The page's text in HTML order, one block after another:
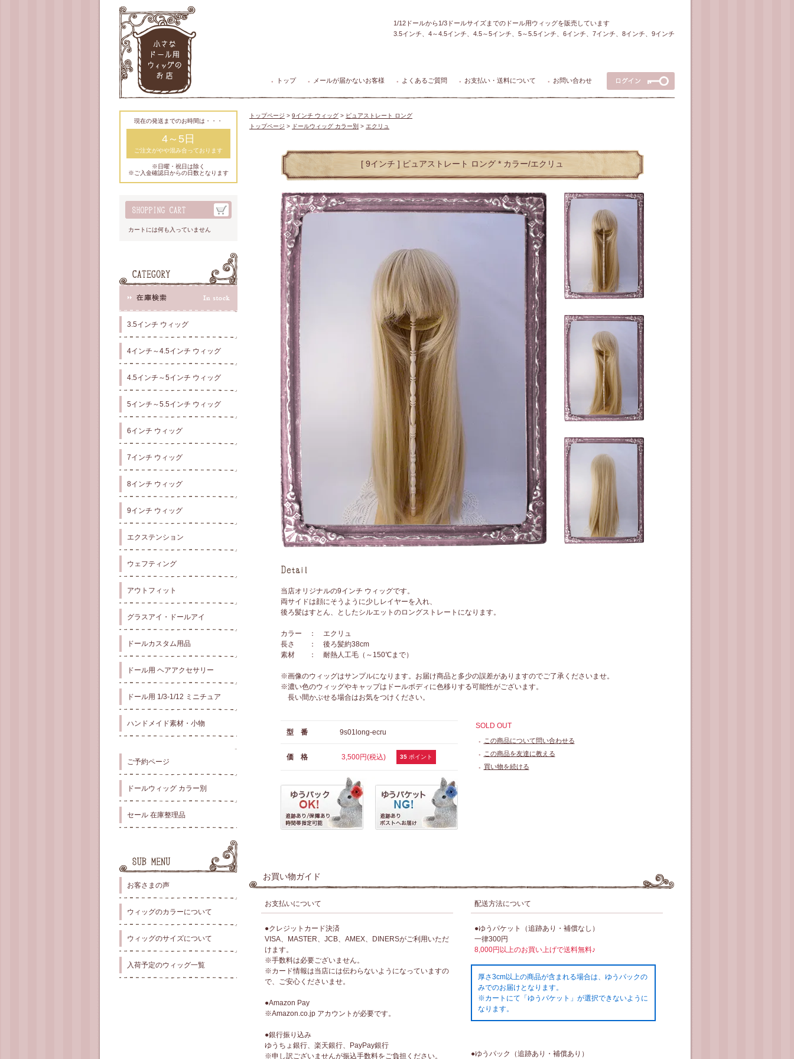
1/12ドールから1/3ドールサイズまでのドール用ウィッグを販売しています
3.5インチ、4～4.5インチ、4.5～5インチ、5～5.5インチ、6インチ、7インチ、8インチ、9インチ
● トップ ● メールが届かないお客様 ● よくあるご質問 ● お支払い・送料について ● お問い合わせ
現在の発送までのお時間は・・・
4～5日
ご注文がやや混み合っております
※日曜・祝日は除く
※ご入金確認日からの日数となります
カートには何も入っていません
3.5インチ ウィッグ
4インチ～4.5インチ ウィッグ
4.5インチ～5インチ ウィッグ
5インチ～5.5インチ ウィッグ
6インチ ウィッグ
7インチ ウィッグ
8インチ ウィッグ
9インチ ウィッグ
エクステンション
ウェフティング
アウトフィット
グラスアイ・ドールアイ
ドールカスタム用品
ドール用 ヘアアクセサリー
ドール用 1/3-1/12 ミニチュア
ハンドメイド素材・小物
ご予約ページ
ドールウィッグ カラー別
セール 在庫整理品
お客さまの声
ウィッグのカラーについて
ウィッグのサイズについて
入荷予定のウィッグ一覧
トップページ > 9インチ ウィッグ > ピュアストレート ロング
トップページ > ドールウィッグ カラー別 > エクリュ
[ 9インチ ] ピュアストレート ロング * カラー/エクリュ
当店オリジナルの9インチ ウィッグです。
両サイドは顔にそうように少しレイヤーを入れ、
後ろ髪はすとん、としたシルエットのロングストレートになります。
カラー ： エクリュ
長さ ： 後ろ髪約38cm
素材 ： 耐熱人工毛（～150℃まで）
※画像のウィッグはサンプルになります。お届け商品と多少の誤差がありますのでご了承くださいませ。
※濃い色のウィッグやキャップはドールボディに色移りする可能性がございます。
長い間かぶせる場合はお気をつけください。
型 番 9s01long-ecru
価 格 3,500円(税込) 35ポイント
SOLD OUT
● この商品について問い合わせる
● この商品を友達に教える
● 買い物を続ける
お買い物ガイド
お支払いについて
●クレジットカード決済
VISA、MASTER、JCB、AMEX、DINERSがご利用いただ
けます。
※手数料は必要ございません。
※カード情報は当店には伝わらないようになっていますの
で、ご安心くださいませ。
●Amazon Pay
※Amazon.co.jp アカウントが必要です。
●銀行振り込み
ゆうちょ銀行、楽天銀行、PayPay銀行
※申し訳ございませんが振込手数料をご負担ください。
配送方法について
●ゆうパケット（追跡あり・補償なし）
一律300円
8,000円以上のお買い上げで送料無料♪
厚さ3cm以上の商品が含まれる場合は、ゆうパックの
みでのお届けとなります。
※カートにて「ゆうパケット」が選択できないように
なります。
●ゆうパック（追跡あり・補償あり）